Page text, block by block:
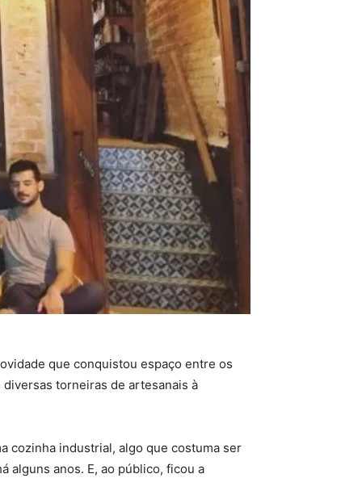
que conquistou espaço entre os
torneiras de artesanais à
cozinha industrial, algo que costuma ser
alguns anos. E, ao público, ficou a